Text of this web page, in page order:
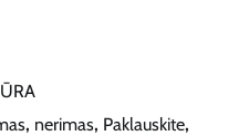
, nerimas, Paklauskite,